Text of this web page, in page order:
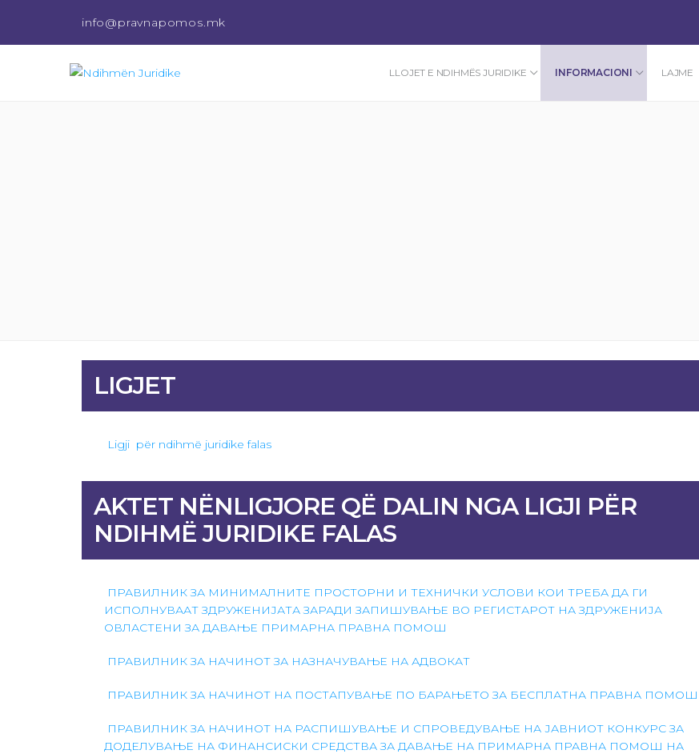
info@pravnapomos.mk
LLOJET E NDIHMËS JURIDIKE INFORMACIONI LAJME
LIGJET
Ligji për ndihmë juridike falas
AKTET NËNLIGJORE QË DALIN NGA LIGJI PËR
NDIHMË JURIDIKE FALAS
ПРАВИЛНИК ЗА МИНИМАЛНИТЕ ПРОСТОРНИ И ТЕХНИЧКИ УСЛОВИ КОИ ТРЕБА ДА ГИ
ИСПОЛНУВААТ ЗДРУЖЕНИЈАТА ЗАРАДИ ЗАПИШУВАЊЕ ВО РЕГИСТАРОТ НА ЗДРУЖЕНИЈА
ОВЛАСТЕНИ ЗА ДАВАЊЕ ПРИМАРНА ПРАВНА ПОМОШ
ПРАВИЛНИК ЗА НАЧИНОТ ЗА НАЗНАЧУВАЊЕ НА АДВОКАТ
ПРАВИЛНИК ЗА НАЧИНОТ НА ПОСТАПУВАЊЕ ПО БАРАЊЕТО ЗА БЕСПЛАТНА ПРАВНА ПОМОШ
ПРАВИЛНИК ЗА НАЧИНОТ НА РАСПИШУВАЊЕ И СПРОВЕДУВАЊЕ НА ЈАВНИОТ КОНКУРС ЗА
ДОДЕЛУВАЊЕ НА ФИНАНСИСКИ СРЕДСТВА ЗА ДАВАЊЕ НА ПРИМАРНА ПРАВНА ПОМОШ НА